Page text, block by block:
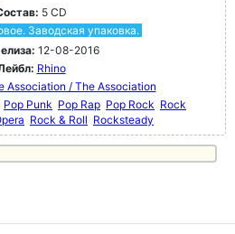
5 CD
Заводская упаковка.
12-08-2016
Rhino
Association / The Association
Pop Punk Pop Rap Pop Rock Rock
Rock & Roll Rocksteady